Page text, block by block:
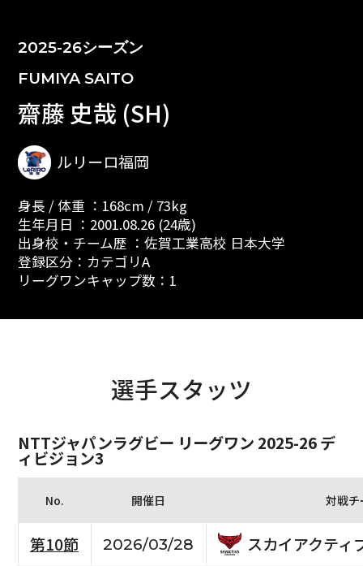
2025-26シーズン
FUMIYA SAITO
齋藤 史哉 (SH)
ルリーロ福岡
身長 / 体重 ：168cm / 73kg
生年月日 ：2001.08.26 (24歳)
出身校・チーム歴 ：佐賀工業高校 日本大学
登録区分：カテゴリA
リーグワンキャップ数：1
選手スタッツ
NTTジャパンラグビー リーグワン 2025-26 デ
ィビジョン3
No. 開催日 対戦チ
第10節 2026/03/28 スカイアクティ